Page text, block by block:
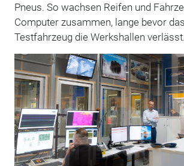
Pneus. So wachsen Reifen und
Computer zusammen, lange bevor
Testfahrzeug die Werkshallen verlässt.